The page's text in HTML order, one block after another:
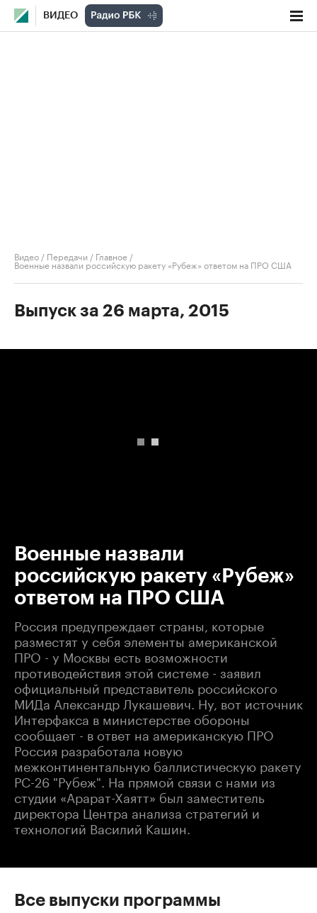
ВИДЕО
Видео / Передачи / Главное /
Военные назвали российскую ракету «Рубеж» ответом на ПРО США
Выпуск за 26 марта, 2015
Военные назвали
российскую ракету «Рубеж»
ответом на ПРО США
Россия предупреждает страны, которые
разместят у себя элементы американской
ПРО - у Москвы есть возможности
противодействия этой системе - заявил
официальный представитель российского
МИДа Александр Лукашевич. Ну, вот источник
Интерфакса в министерстве обороны
сообщает - в ответ на американскую ПРО
Россия разработала новую
межконтинентальную баллистическую ракету
РС-26 "Рубеж". На прямой связи с нами из
студии «Арарат-Хаятт» был заместитель
директора Центра анализа стратегий и
технологий Василий Кашин.
Все выпуски программы